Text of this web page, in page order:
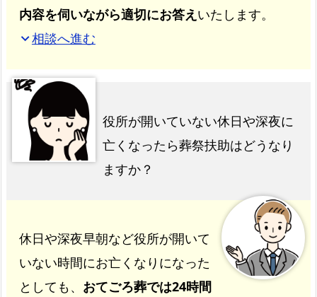
内容を伺いながら適切にお答え いたします。
expand_more相談へ進む
役所が開いていない休日や深夜に
亡くなったら葬祭扶助はどうなり
ますか？
休日や深夜早朝など役所が開いて
いない時間にお亡くなりになった
としても、 おてごろ葬では24時間